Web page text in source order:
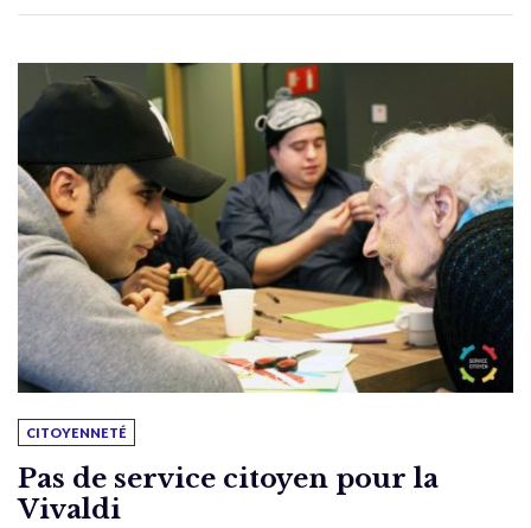
CITOYENNETÉ
Pas de service citoyen pour la
Vivaldi